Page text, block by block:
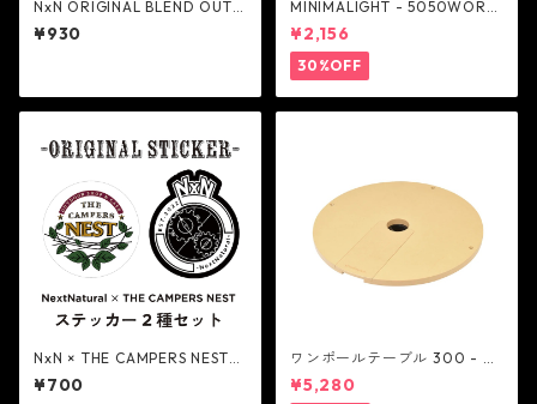
NxN ORIGINAL BLEND OUTD
OOR ONLY COFFEE - Next
Natural
¥930
MINIMALIGHT - 5050WORK
SHOP
¥2,156
30%OFF
NxN × THE CAMPERS NEST
オリジナルステッカー 2種 - N
ext Natural
¥700
ワンポールテーブル 300 - be
lmont
¥5,280